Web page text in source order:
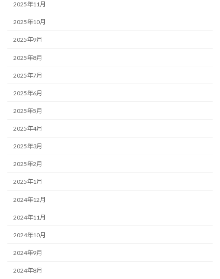
2025年11月
2025年10月
2025年9月
2025年8月
2025年7月
2025年6月
2025年5月
2025年4月
2025年3月
2025年2月
2025年1月
2024年12月
2024年11月
2024年10月
2024年9月
2024年8月